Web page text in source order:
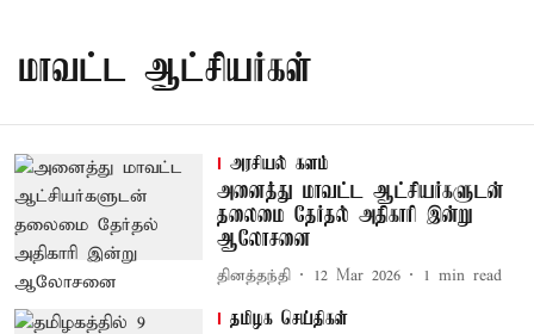
மாவட்ட ஆட்சியர்கள்
அரசியல் களம்
அனைத்து மாவட்ட ஆட்சியர்களுடன்
தலைமை தேர்தல் அதிகாரி இன்று
ஆலோசனை
தினத்தந்தி 12 Mar 2026 1 min read
தமிழக செய்திகள்